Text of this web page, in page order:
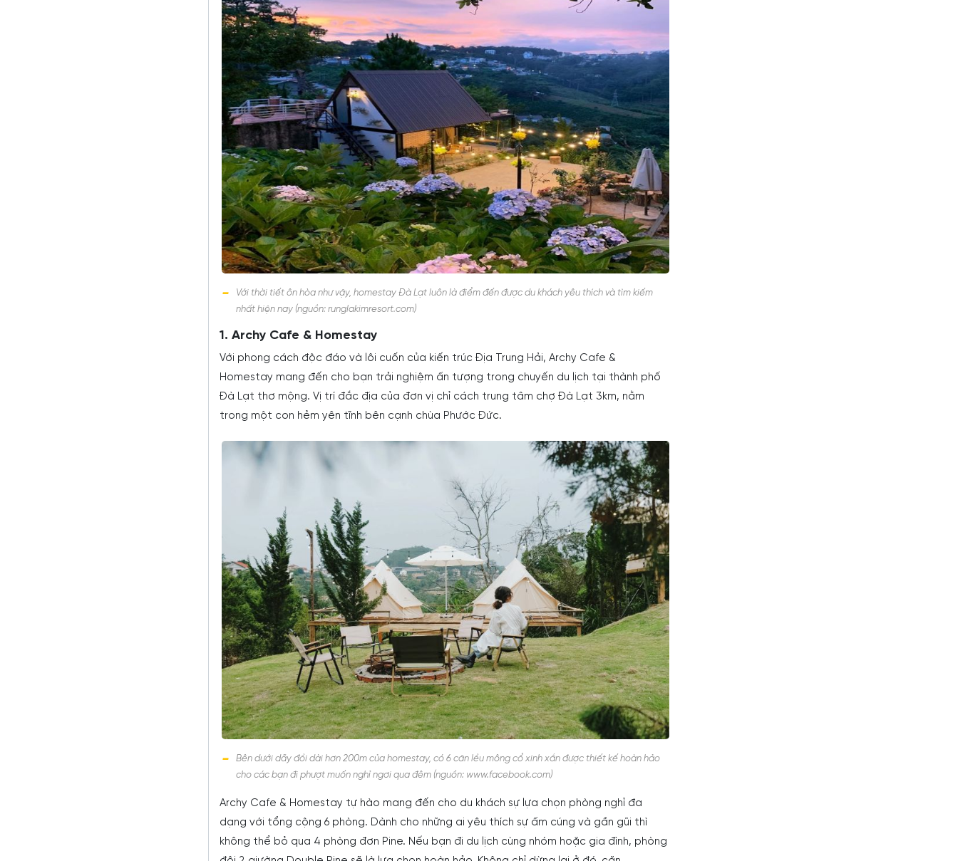
Với thời tiết ôn hòa như vậy, homestay Đà Lạt luôn là điểm đến được du khách yêu thích và tìm kiếm
nhất hiện nay (nguồn: runglakimresort.com)
1. Archy Cafe & Homestay
Với phong cách độc đáo và lôi cuốn của kiến trúc Địa Trung Hải, Archy Cafe &
Homestay mang đến cho bạn trải nghiệm ấn tượng trong chuyến du lịch tại thành phố
Đà Lạt thơ mộng. Vị trí đắc địa của đơn vị chỉ cách trung tâm chợ Đà Lạt 3km, nằm
trong một con hẻm yên tĩnh bên cạnh chùa Phước Đức.
Bên dưới dãy đồi dài hơn 200m của homestay, có 6 căn lều mông cổ xinh xắn được thiết kế hoàn hảo
cho các bạn đi phượt muốn nghỉ ngơi qua đêm (nguồn: www.facebook.com)
Archy Cafe & Homestay tự hào mang đến cho du khách sự lựa chọn phòng nghỉ đa
dạng với tổng cộng 6 phòng. Dành cho những ai yêu thích sự ấm cúng và gần gũi thì
không thể bỏ qua 4 phòng đơn Pine. Nếu bạn đi du lịch cùng nhóm hoặc gia đình, phòng